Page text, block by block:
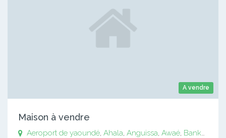
A vendre
Maison à vendre
Aeroport de yaoundé, Ahala Anguissa Awaé, Bankomo